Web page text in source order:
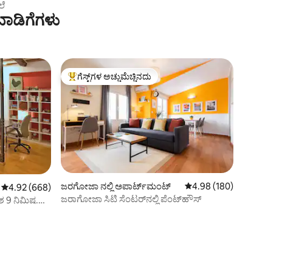
5 ರಲ್ಲಿ 4.92 ಸರಾಸರಿ ರೇಟಿಂಗ್, 668 ವಿಮರ್ಶೆಗಳು
4.92 (668)
9 ನಿಮಿಷ.
ಗೆಸ್ಟ್‌ಗಳಿಗೆ ಅತಿ ಹೆಚ್ಚು ಅಚ್ಚುಮೆಚ್ಚಿನದು
ಗೆಸ್ಟ್‌ಗಳ ಅಚ್ಚುಮೆಚ್ಚಿನದು
ಜರಗೋಜಾ ನಲ್ಲಿ ಅಪಾರ್ಟ್‌ಮಂಟ್ 5 ರಲ್ಲಿ 4.98 ಸರಾಸರಿ
4.98 (180)
ಜರಾಗೋಜಾ ಸಿಟಿ ಸೆಂಟರ್‌ನಲ್ಲಿ ಪೆಂಟ್‌ಹೌಸ್